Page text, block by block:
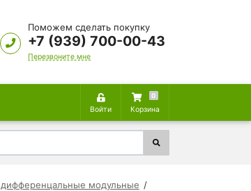
Поможем сделать покупку
+7 (939) 700-00-43
Перезвоните мне
Войти
0
Корзина
модульные